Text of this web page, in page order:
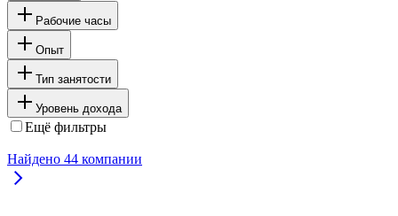
Рабочие часы
Опыт
Тип занятости
Уровень дохода
Ещё фильтры
Найдено 44 компании